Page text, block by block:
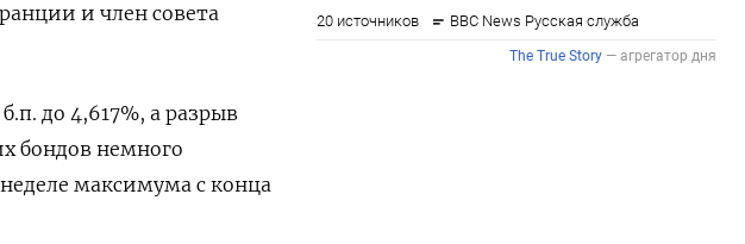
и член совета
до 4,617%, а разрыв
бондов немного
максимума с конца